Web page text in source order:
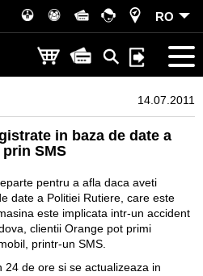
RO
14.07.2011
in baza de date a
SMS
pentru a afla daca aveti
date a Politiei Rutiere, care este
este implicata intr-un accident
clientii Orange pot primi
printr-un SMS.
24 de ore si se actualizeaza in